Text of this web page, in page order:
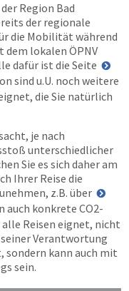
Region Bad
der regionale
die Mobilität während
lokalen ÖPNV
dafür ist die Seite
sind u.U. noch weitere
die Sie natürlich
je nach
unterschiedlicher
Sie es sich daher am
Ihrer Reise die
z.B. über
auch konkrete CO2-
Reisen eignet, nicht
Verantwortung
sondern kann auch mit
sein.